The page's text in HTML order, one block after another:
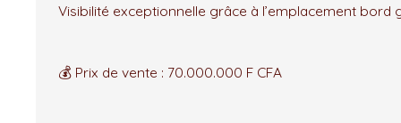
Visibilité exceptionnelle grâce à l’emplacement bord
💰 Prix de vente : 70.000.000 F CFA